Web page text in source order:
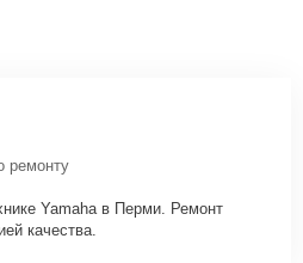
ремонту
Yamaha в Перми. Ремонт
качества.